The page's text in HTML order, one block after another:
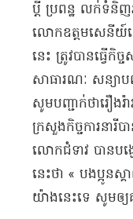
ប្តី ប្រព​ន្ឋ លក់ទំ
លោក​ឧ​ត្ត​ម​សេនីយ៍​ទ
នេះ ត្រូវបានធ្វើ​
សាធារណៈ សន្យា​ប
សូមបញ្ជាក់ថា​រឿងរ៉
ក្រសួង​កិច្ចការនារី​
លោកជំទាវ បាន​ប
នេះ​ថា « បងប្អូន​
យ៉ាងនេះ​ទេ សូម​ឲ្យ​